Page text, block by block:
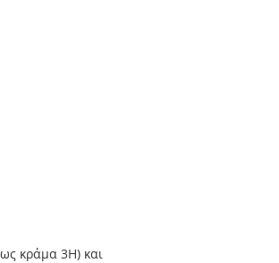
κράμα 3H) και